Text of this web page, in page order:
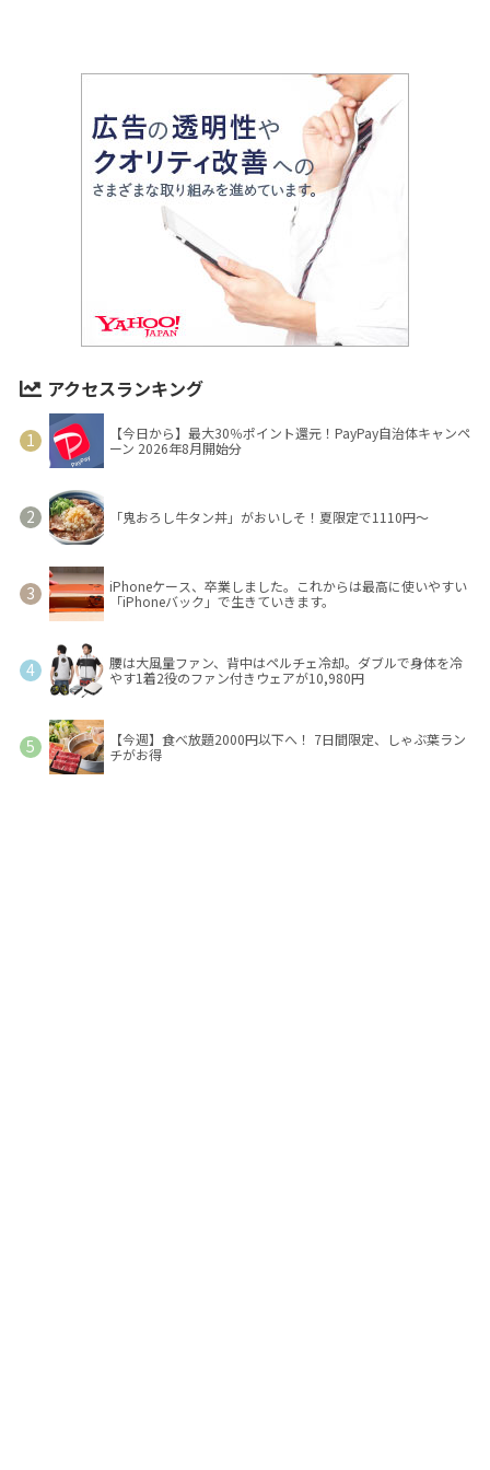
アクセスランキング
【今日から】最大30％ポイント還元！PayPay自治体キャンペ
ーン 2026年8月開始分
「鬼おろし牛タン丼」がおいしそ！夏限定で1110円～
iPhoneケース、卒業しました。これからは最高に使いやすい
「iPhoneバック」で生きていきます。
腰は大風量ファン、背中はペルチェ冷却。ダブルで身体を冷
やす1着2役のファン付きウェアが10,980円
【今週】食べ放題2000円以下へ！ 7日間限定、しゃぶ葉ラン
チがお得